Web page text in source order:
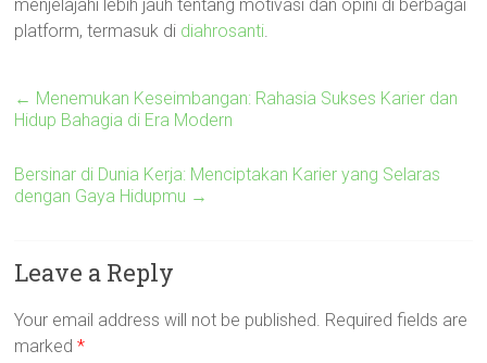
menjelajahi lebih jauh tentang motivasi dan opini di berbagai
platform, termasuk di diahrosanti.
← Menemukan Keseimbangan: Rahasia Sukses Karier dan
Hidup Bahagia di Era Modern
Bersinar di Dunia Kerja: Menciptakan Karier yang Selaras
dengan Gaya Hidupmu →
Leave a Reply
Your email address will not be published. Required fields are
marked*